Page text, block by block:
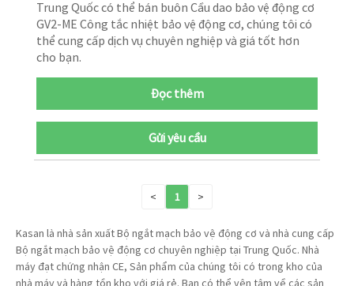
Trung Quốc có thể bán buôn Cầu dao bảo vệ động cơ
GV2-ME Công tắc nhiệt bảo vệ động cơ, chúng tôi có
thể cung cấp dịch vụ chuyên nghiệp và giá tốt hơn
cho bạn.
Đọc thêm
Gửi yêu cầu
< 1 >
Kasan là nhà sản xuất Bộ ngắt mạch bảo vệ động cơ và nhà cung cấp
Bộ ngắt mạch bảo vệ động cơ chuyên nghiệp tại Trung Quốc. Nhà
máy đạt chứng nhận CE, Sản phẩm của chúng tôi có trong kho của
nhà máy và hàng tồn kho với giá rẻ. Bạn có thể yên tâm về các sản